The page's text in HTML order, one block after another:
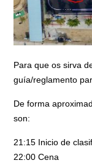
Para que os sirva
guía/reglamento
De forma
son:
21:15 Inicio de
22:00 Cena